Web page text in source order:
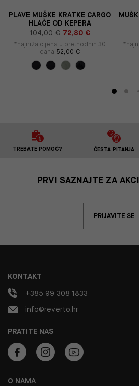
PLAVE MUŠKE KRATKE CARGO
HLAČE OD KEPERA
104,00 € 72,80 €
*najniža cijena u prethodnih 30
dana 52,00 €
TREBATE POMOĆ? ČESTA PITANJA
PRVI SAZNAJTE ZA
PRIJAVITE SE
O NAMA
PRATITE NAS
KONTAKT
+385 99 308 1833
info@reverto.hr